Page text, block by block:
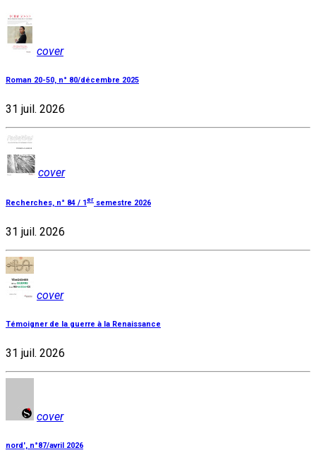
cover
Roman 20-50, n° 80/décembre 2025
31 juil. 2026
cover
Recherches, n° 84 / 1 er semestre 2026
31 juil. 2026
cover
Témoigner de la guerre à la Renaissance
31 juil. 2026
cover
nord', n°87/avril 2026